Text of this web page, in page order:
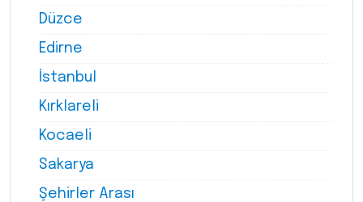
Düzce
Edirne
İstanbul
Kırklareli
Kocaeli
Sakarya
Şehirler Arası